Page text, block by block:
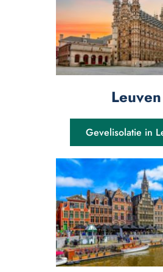
Leuven
Gevelisolatie in